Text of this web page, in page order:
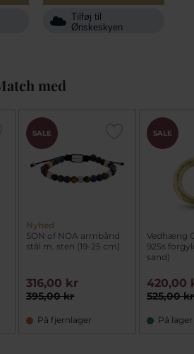
Tilføj til
Ønskeskyen
med
SALE
Nyhed
SON of NOA armbånd
stål m. sten (19-25 cm)
395,00 kr
316,00 kr
På fjernlager
SALE
Vedhæng
925s
sand)
525,00 kr
420,00
På lager